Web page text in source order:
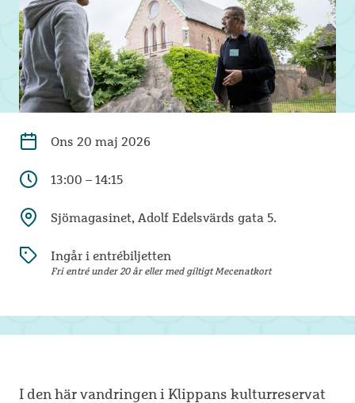
Ons 20 maj 2026
13:00 – 14:15
Sjömagasinet, Adolf Edelsvärds gata 5.
Ingår i entrébiljetten
Fri entré under 20 år eller med giltigt Mecenatkort
I den här vandringen i Klippans kulturreservat